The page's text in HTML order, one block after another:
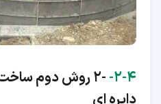
۴‏-‏۲‏-
-2 روش دوم